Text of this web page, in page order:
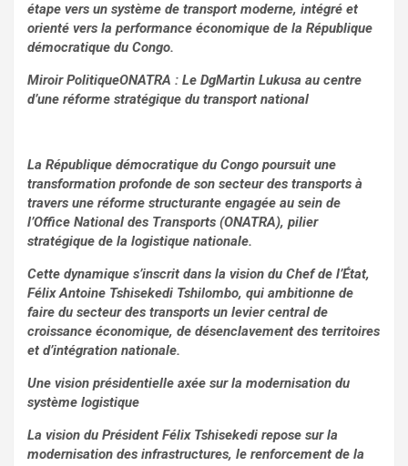
étape vers un système de transport moderne, intégré et
orienté vers la performance économique de la République
démocratique du Congo.
Miroir PolitiqueONATRA : Le DgMartin Lukusa au centre
d’une réforme stratégique du transport national
La République démocratique du Congo poursuit une
transformation profonde de son secteur des transports à
travers une réforme structurante engagée au sein de
l’Office National des Transports (ONATRA), pilier
stratégique de la logistique nationale.
Cette dynamique s’inscrit dans la vision du Chef de l’État,
Félix Antoine Tshisekedi Tshilombo, qui ambitionne de
faire du secteur des transports un levier central de
croissance économique, de désenclavement des territoires
et d’intégration nationale.
Une vision présidentielle axée sur la modernisation du
système logistique
La vision du Président Félix Tshisekedi repose sur la
modernisation des infrastructures, le renforcement de la